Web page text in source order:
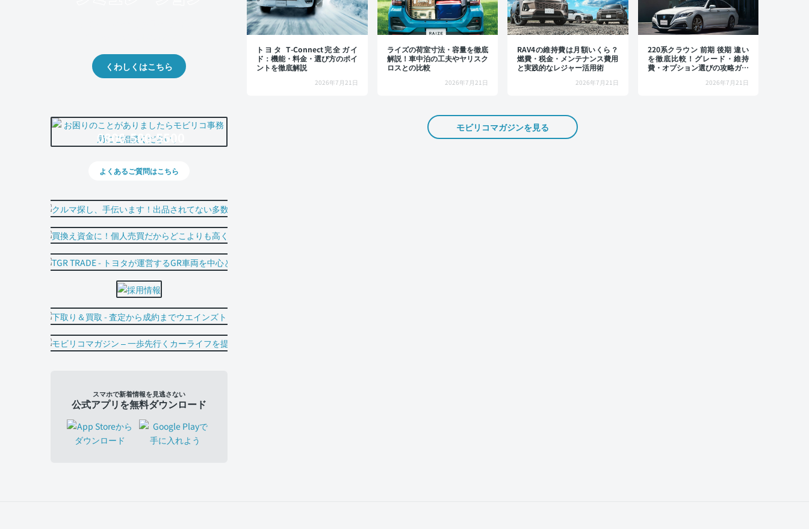
トヨタ T-Connect完全ガイ
ド：機能・料金・選び方のポイ
ントを徹底解説
2026年7月21日
ライズの荷室寸法・容量を徹底
解説！車中泊の工夫やヤリスク
ロスとの比較
2026年7月21日
RAV4の維持費は月額いくら？
燃費・税金・メンテナンス費用
と実践的なレジャー活用術
2026年7月21日
220系クラウン 前期 後期 違い
を徹底比較！グレード・維持
費・オプション選びの攻略ガイ
2026年7月21日
モビリコマガジンを見る
くわしくはこちら
0800-500-5500
よくあるご質問はこちら
スマホで新着情報を見逃さない
公式アプリを無料ダウンロード